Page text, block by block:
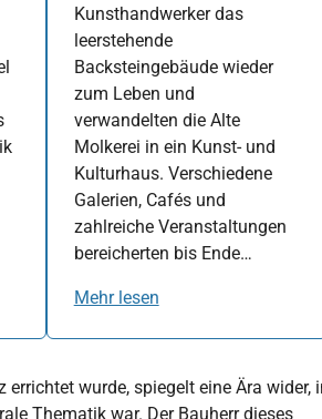
Kunsthandwerker das
leerstehende
Backsteingebäude wieder
zum Leben und
verwandelten die Alte
Molkerei in ein Kunst- und
Kulturhaus. Verschiedene
Galerien, Cafés und
zahlreiche Veranstaltungen
bereicherten bis Ende…
Mehr lesen
wurde, spiegelt eine Ära wider,
Thematik war. Der Bauherr dieses